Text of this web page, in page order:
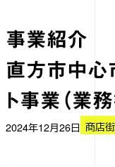
事業紹介
直方市中心
ト事業（業務
2024年12月26日 商店